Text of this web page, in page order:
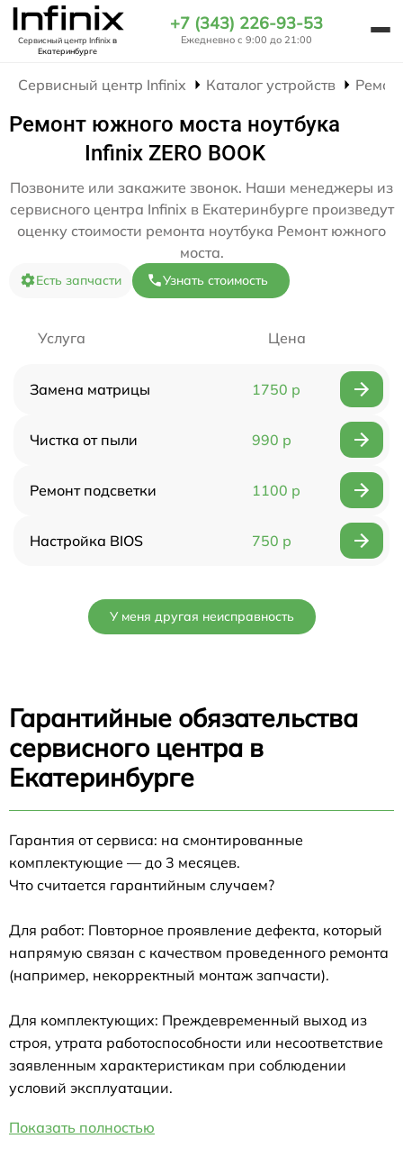
Сервисный центр Infinixв
Екатеринбурге
+7 (343) 226-93-53
Ежедневно с 9:00 до 21:00
Сервисный центр Infinix Каталог устройств
Ремонт южного моста ноутбука
Infinix ZERO BOOK
Позвоните или закажите звонок. Наши менеджеры из
сервисного центра Infinix в Екатеринбурге произведут
оценку стоимости ремонта ноутбука Ремонт южного
моста.
Есть запчасти Узнать стоимость
Услуга Цена
Замена матрицы 1750 р
Чистка от пыли 990 р
Ремонт подсветки 1100 р
Настройка BIOS 750 р
У меня другая неисправность
Гарантийные обязательства
сервисного центра в
Екатеринбурге
Гарантия от сервиса: на смонтированные
комплектующие — до 3 месяцев.
Что считается гарантийным случаем?
Для работ: Повторное проявление дефекта, который
напрямую связан с качеством проведенного ремонта
(например, некорректный монтаж запчасти).
Для комплектующих: Преждевременный выход из
строя, утрата работоспособности или несоответствие
заявленным характеристикам при соблюдении
условий эксплуатации.
Показать полностью